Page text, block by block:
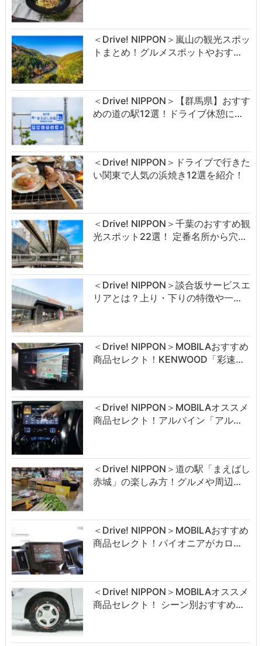
＜Drive! NIPPON＞嵐山の観光スポッ
トまとめ！グルメスポットやおす…
＜Drive! NIPPON＞【群馬県】おすす
めの道の駅12選！ドライブ休憩に…
＜Drive! NIPPON＞ドライブで行きた
い関東で人気の浜焼き12選を紹介！
＜Drive! NIPPON＞千葉のおすすめ観
光スポット22選！ 定番名所から穴…
＜Drive! NIPPON＞談合坂サービスエ
リアとは？上り・下りの特徴や一…
＜Drive! NIPPON＞MOBILAおすすめ
商品セレクト！KENWOOD「彩速…
＜Drive! NIPPON＞MOBILAオススメ
商品セレクト！アルパイン「アル…
＜Drive! NIPPON＞道の駅「まえばし
赤城」の楽しみ方！グルメや周辺…
＜Drive! NIPPON＞MOBILAおすすめ
商品セレクト！パイオニアがカロ…
＜Drive! NIPPON＞MOBILAオススメ
商品セレクト！ シーン別おすすめ…